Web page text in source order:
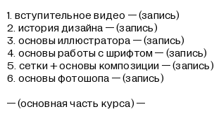
1. вступительное видео — (запись)
2. история дизайна — (запись)
3. основы иллюстратора — (запись)
4. основы работы с шрифтом — (запись)
5. сетки + основы композиции — (запись)
6. основы фотошопа — (запись)
— (основная часть курса) —